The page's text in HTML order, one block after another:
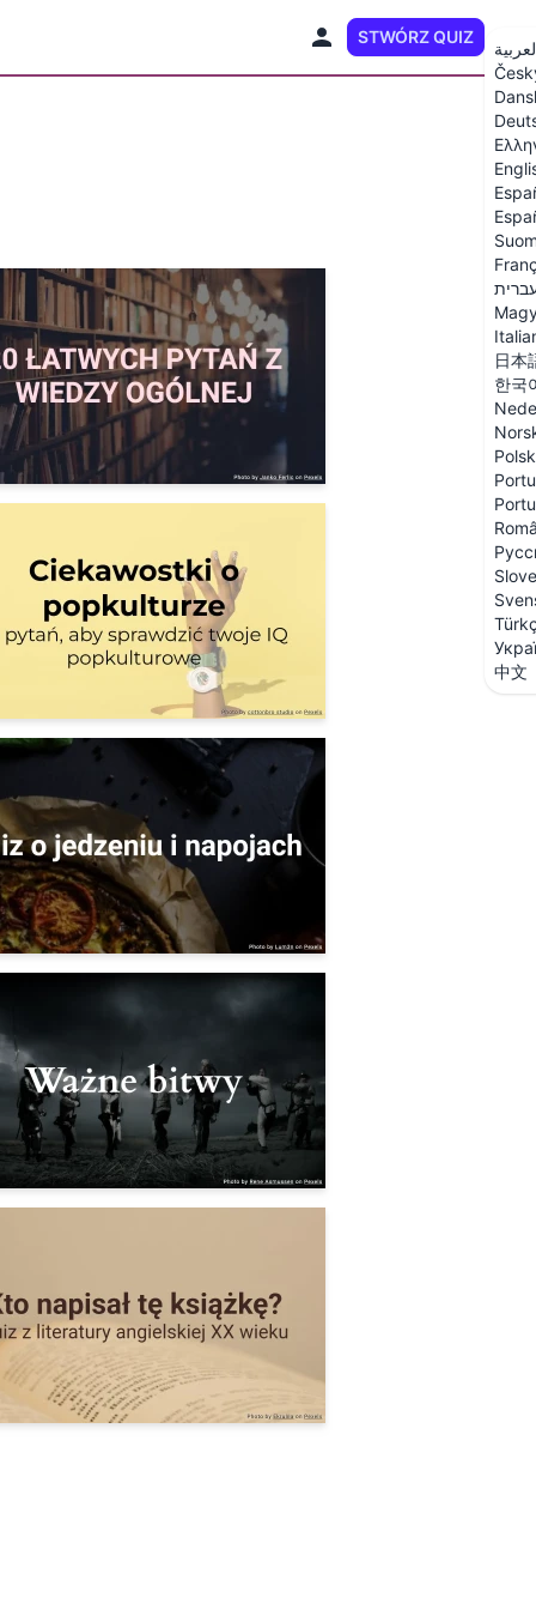
STWÓRZ QUIZ
日本
한국
中文